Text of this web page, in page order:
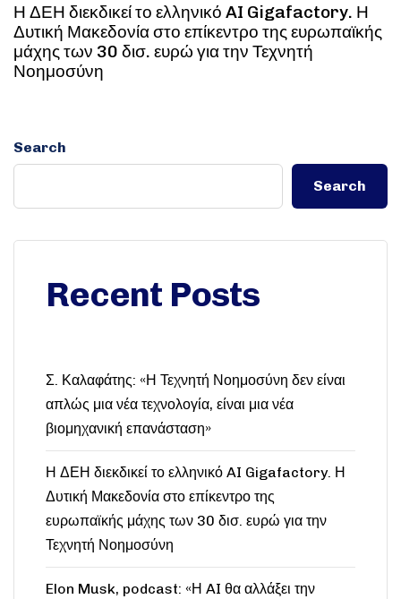
Η ΔΕΗ διεκδικεί το ελληνικό AI Gigafactory. Η
Δυτική Μακεδονία στο επίκεντρο της ευρωπαϊκής
μάχης των 30 δισ. ευρώ για την Τεχνητή
Νοημοσύνη
Search
Search
Recent Posts
Σ. Καλαφάτης: «Η Τεχνητή Νοημοσύνη δεν είναι
απλώς μια νέα τεχνολογία, είναι μια νέα
βιομηχανική επανάσταση»
Η ΔΕΗ διεκδικεί το ελληνικό AI Gigafactory. Η
Δυτική Μακεδονία στο επίκεντρο της
ευρωπαϊκής μάχης των 30 δισ. ευρώ για την
Τεχνητή Νοημοσύνη
Elon Musk, podcast: «Η AI θα αλλάξει την